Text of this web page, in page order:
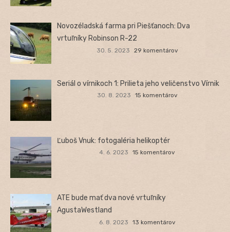
Novozéladská farma pri Piešťanoch: Dva
vrtuľníky Robinson R-22
30. 5. 2023 29 komentárov
Seriál o vírnikoch 1: Prilieta jeho veličenstvo Vírnik
30. 8. 2023 15 komentárov
Ľuboš Vnuk: fotogaléria helikoptér
4. 6. 2023 15 komentárov
ATE bude mať dva nové vrtuľníky
AgustaWestland
6. 8. 2023 13 komentárov